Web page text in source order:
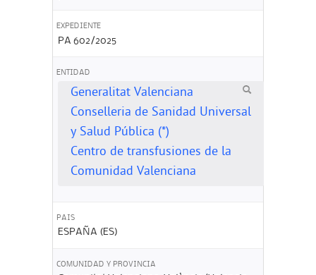
EXPEDIENTE
PA 602/2025
ENTIDAD
Generalitat Valenciana
Conselleria de Sanidad Universal
y Salud Pública (*)
Centro de transfusiones de la
Comunidad Valenciana
PAIS
ESPAÑA (ES)
COMUNIDAD Y PROVINCIA